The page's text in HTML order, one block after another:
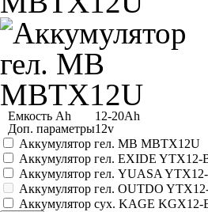
Емкость Ah
12-20Ah
Доп. параметры12v
Аккумулятор гел. MB MBTX12U
Аккумулятор гел. EXIDE YTX12-
Аккумулятор гел. YUASA
Аккумулятор гел. OUTDO
Аккумулятор сух. KAGE KGX12-